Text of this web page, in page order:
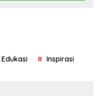
Edukasi Inspirasi